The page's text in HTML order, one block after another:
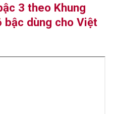
3 theo Khung
bậc dùng cho Việt